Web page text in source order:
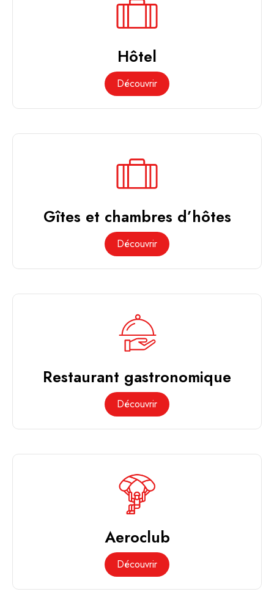
Hôtel
Découvrir
Gîtes et chambres d’hôtes
Découvrir
Restaurant gastronomique
Découvrir
Aeroclub
Découvrir